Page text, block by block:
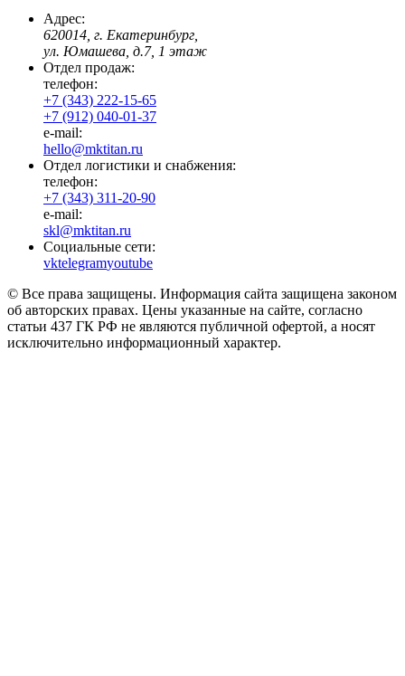
Адрес:
620014, г. Екатеринбург,
ул. Юмашева, д.7, 1 этаж
Отдел продаж:
телефон:
+7 (343) 222-15-65
+7 (912) 040-01-37
e-mail:
hello@mktitan.ru
Отдел логистики и снабжения:
телефон:
+7 (343) 311-20-90
e-mail:
skl@mktitan.ru
Социальные сети:
vktelegramyoutube
© Все права защищены. Информация сайта защищена законом
об авторских правах. Цены указанные на сайте, согласно
статьи 437 ГК РФ не являются публичной офертой, а носят
исключительно информационный характер.